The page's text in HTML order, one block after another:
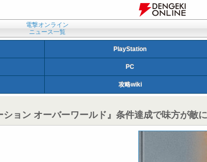
電撃オンライン
ニュース一覧
PlayStation
PC
攻略wiki
ション オーバーワールド』条件達成で味方が敵